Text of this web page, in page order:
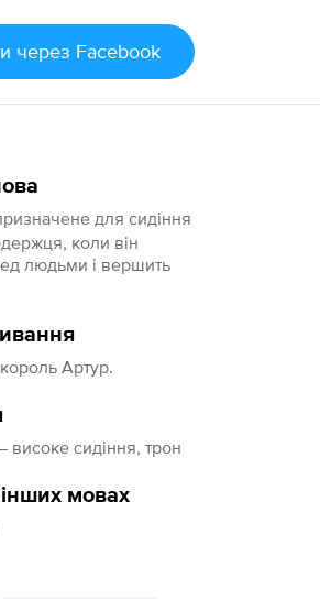
через Facebook
для сидіння
коли він
людьми і вершить
Артур.
високе сидіння, трон
мовах